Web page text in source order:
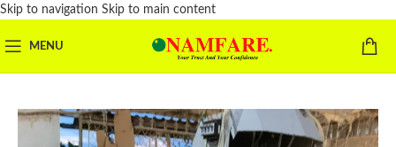
Skip to navigation Skip to main content
MENU